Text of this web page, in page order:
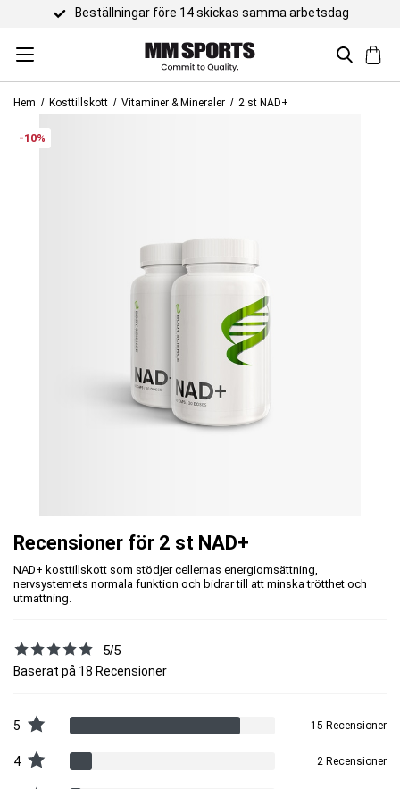
Hem Kosttillskott Vitaminer & Mineraler 2 st NAD+
-10%
Recensioner för 2 st NAD+
NAD+ kosttillskott som stödjer cellernas energiomsättning,
nervsystemets normala funktion och bidrar till att minska trötthet och
utmattning.
5/5
Baserat på 18 Recensioner
5 15 Recensioner
4 2 Recensioner